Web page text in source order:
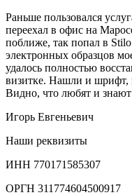
Раньше пользовался
переехал в офис на
поближе, так попал в
электронных образцов
удалось полностью
визитке. Нашли и
Видно, что любят и знают
Игорь Евгеньевич
Наши реквизиты
ИНН 770171585307
ОРГН 311774604500917